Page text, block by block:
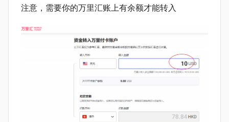
注意，需要你的万里汇账上有余额才能转入